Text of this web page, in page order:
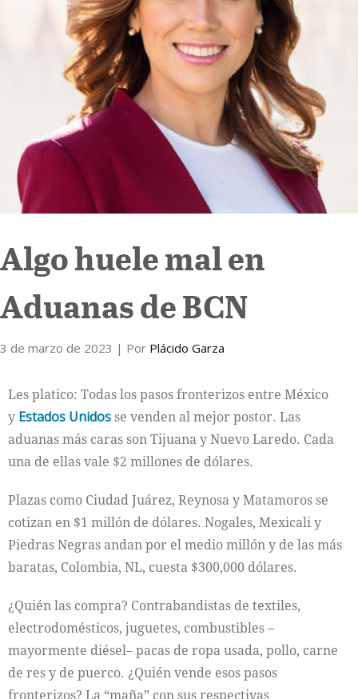
Algo huele mal en
Aduanas de BCN
3 de marzo de 2023 | Por Plácido Garza
Les platico: Todas los pasos fronterizos entre México
y Estados Unidosse venden al mejor postor. Las
aduanas más caras son Tijuana y Nuevo Laredo. Cada
una de ellas vale $2 millones de dólares.
Plazas como Ciudad Juárez, Reynosa y Matamoros se
cotizan en $1 millón de dólares. Nogales, Mexicali y
Piedras Negras andan por el medio millón y de las más
baratas, Colombia, NL, cuesta $300,000 dólares.
¿Quién las compra? Contrabandistas de textiles,
electrodomésticos, juguetes, combustibles –
mayormente diésel– pacas de ropa usada, pollo, carne
de res y de puerco. ¿Quién vende esos pasos
fronterizos? La “maña” con sus respectivas